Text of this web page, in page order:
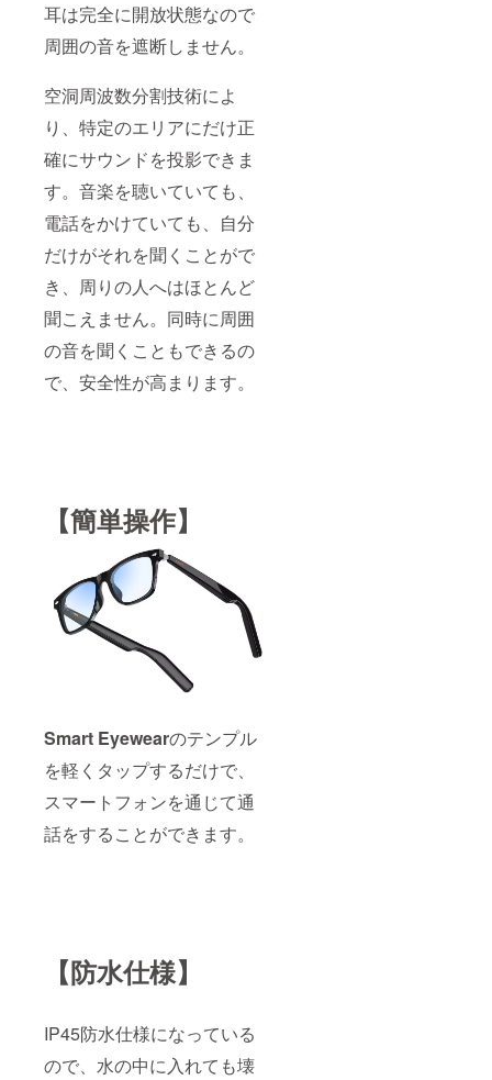
耳は完全に開放状態なので
周囲の音を遮断しません。
空洞周波数分割技術によ
り、特定のエリアにだけ正
確にサウンドを投影できま
す。音楽を聴いていても、
電話をかけていても、自分
だけがそれを聞くことがで
き、周りの人へはほとんど
聞こえません。同時に周囲
の音を聞くこともできるの
で、安全性が高まります。
【簡単操作】
Smart Eyewearのテンプル
を軽くタップするだけで、
スマートフォンを通じて通
話をすることができます。
【防水仕様】
IP45防水仕様になっている
ので、水の中に入れても壊